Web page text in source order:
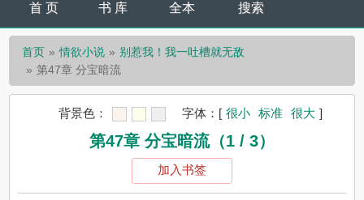
首 页 书 库 全本 搜索
首页 情欲小说
别惹我！我一吐槽就无敌
第47章 分宝暗流
背景色： 字体： [ 很小 标准 很大 ]
第47章 分宝暗流（1 / 3）
加入书签